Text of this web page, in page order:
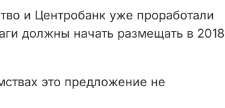
e
o
и Центробанк уже проработали
должны начать размещать в 2018
это предложение не